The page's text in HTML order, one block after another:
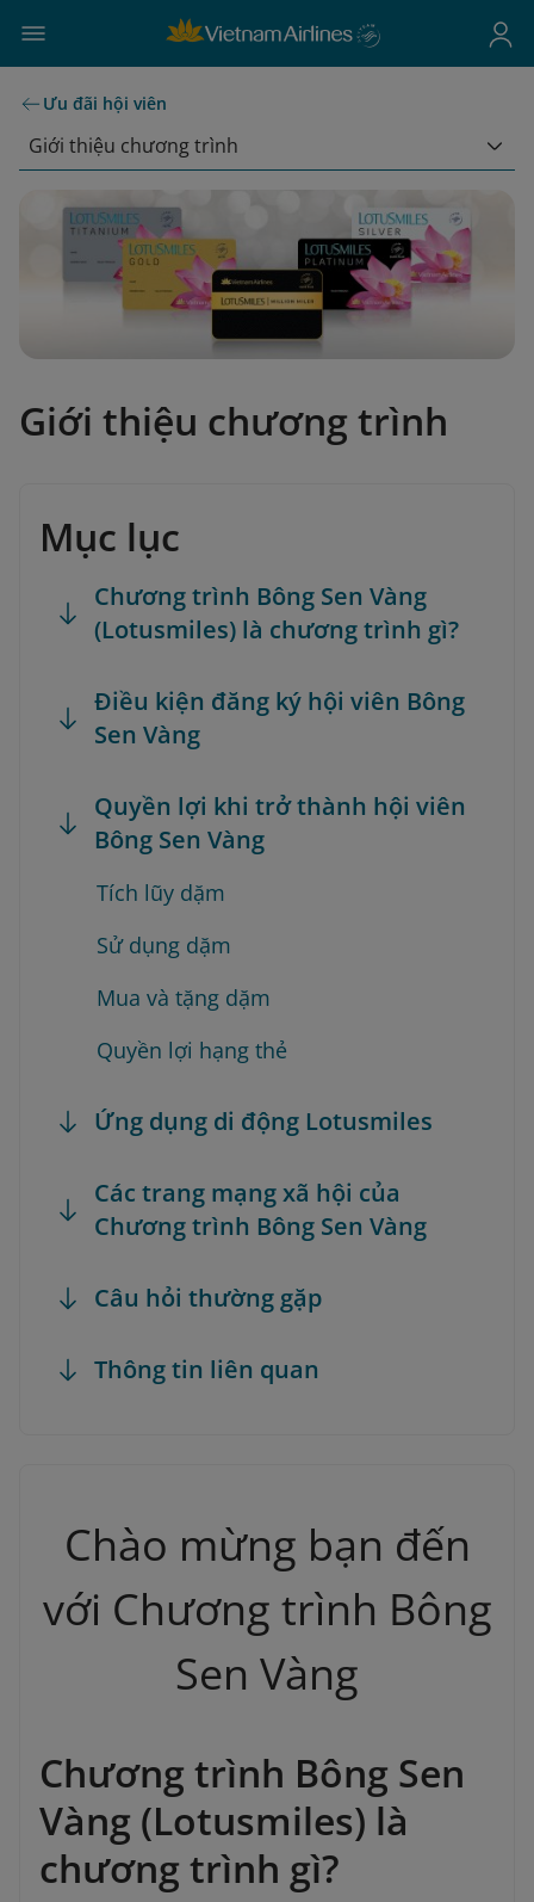
Ưu đãi hội viên
Giới thiệu chương trình
Giới thiệu chương trình
Mục lục
Chương trình Bông Sen Vàng
(Lotusmiles) là chương trình gì?
Điều kiện đăng ký hội viên Bông
Sen Vàng
Quyền lợi khi trở thành hội viên
Bông Sen Vàng
Tích lũy dặm
Sử dụng dặm
Mua và tặng dặm
Quyền lợi hạng thẻ
Ứng dụng di động Lotusmiles
Các trang mạng xã hội của
Chương trình Bông Sen Vàng
Câu hỏi thường gặp
Thông tin liên quan
Chào mừng bạn đến
với Chương trình Bông
Sen Vàng
Chương trình Bông Sen
Vàng (Lotusmiles) là
chương trình gì?